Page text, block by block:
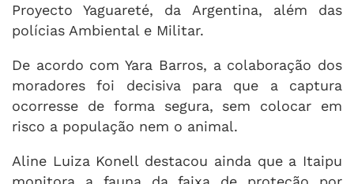
Proyecto Yaguareté, da Argentina, além das
polícias Ambiental e Militar.
De acordo com Yara Barros, a colaboração dos
moradores foi decisiva para que a captura
ocorresse de forma segura, sem colocar em
risco a população nem o animal.
Aline Luiza Konell destacou ainda que a Itaipu